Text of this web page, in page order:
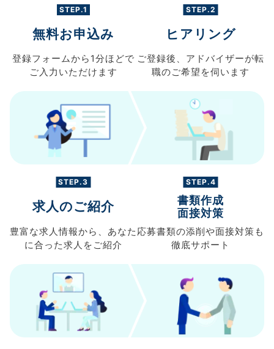
STEP.1
無料お申込み
登録フォームから 1分ほどで
ご入力 いただけます
STEP.2
ヒアリング
ご登録後、 アドバイザーが転
職のご希望を伺います
STEP.3
求人のご紹介
豊富な求人情報から、 あなた
に合った求人を ご紹介
STEP.4
書類作成
面接対策
応募書類の添削や面接対策も
徹底サポート